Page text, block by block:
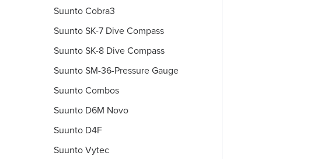
Suunto Cobra3
Suunto SK-7 Dive Compass
Suunto SK-8 Dive Compass
Suunto SM-36-Pressure Gauge
Suunto Combos
Suunto D6M Novo
Suunto D4F
Suunto Vytec